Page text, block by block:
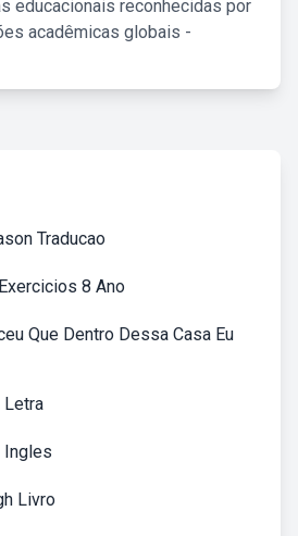
educacionais reconhecidas por
acadêmicas globais -
Traducao
8 Ano
Que Dentro Dessa Casa Eu
Letra
Ingles
Livro